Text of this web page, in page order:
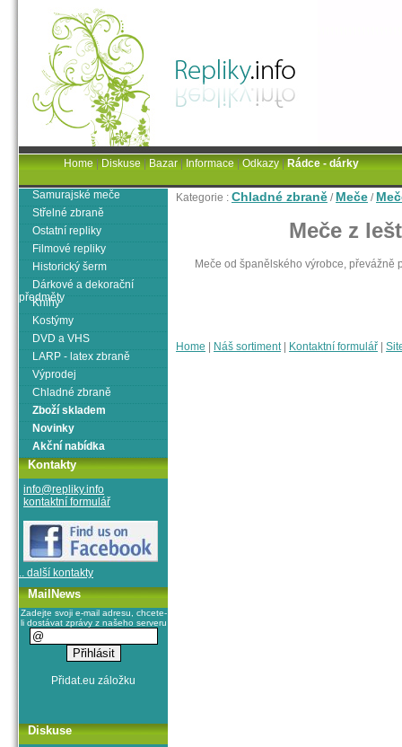
Kategorie : Chladné zbraně / Meče /
Meče z
Meče od španělského výrobce,
Home Náš sortiment| Kontaktní formulář
Samurajské meče
Střelné zbraně
Ostatní repliky
Filmové repliky
Historický šerm
Dárkové a dekorační
předměty
Knihy
Kostýmy
DVD a VHS
LARP - latex zbraně
Výprodej
Chladné zbraně
Zboží skladem
Novinky
Akční nabídka
Kontakty
info@repliky.info
kontaktní formulář
.. další kontakty
MailNews
Zadejte svoji e-mail adresu, chcete-
li dostávat zprávy z našeho serveru
Diskuse
Home|Diskuse|Bazar|Informace|Odkazy|Rádce - dárky